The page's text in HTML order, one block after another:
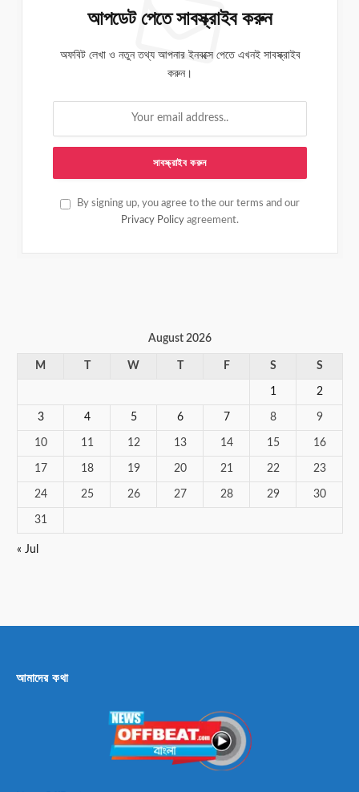
আপডেট পেতে সাবস্ক্রাইব করুন
অফবিট লেখা ও নতুন তথ্য আপনার ইনবক্সে পেতে এখনই সাবস্ক্রাইব
করুন।
By signing up, you agree to the our terms and our
Privacy Policy agreement.
August 2026
M T W T F S S
1 2
3 4 5 6 7 8 9
10 11 12 13 14 15 16
17 18 19 20 21 22 23
24 25 26 27 28 29 30
31
« Jul
আমাদের কথা